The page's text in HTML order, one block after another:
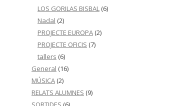
LOS GORILAS BISBAL (6)
Nadal (2)
PROJECTE EUROPA (2)
PROJECTE OFICIS (7)
tallers (6)
General (16)
MÚSICA (2)
RELATS ALUMNES (9)